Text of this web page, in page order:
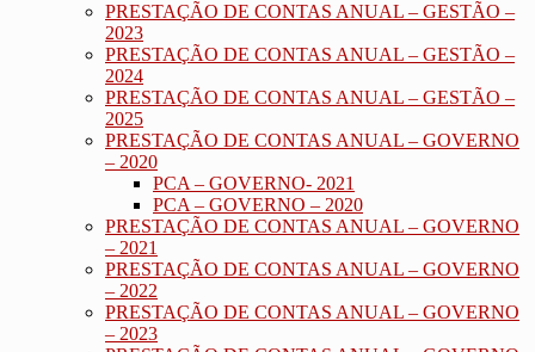
PRESTAÇÃO DE CONTAS ANUAL – GESTÃO –
2023
PRESTAÇÃO DE CONTAS ANUAL – GESTÃO –
2024
PRESTAÇÃO DE CONTAS ANUAL – GESTÃO –
2025
PRESTAÇÃO DE CONTAS ANUAL – GOVERNO
– 2020
PCA – GOVERNO- 2021
PCA – GOVERNO – 2020
PRESTAÇÃO DE CONTAS ANUAL – GOVERNO
– 2021
PRESTAÇÃO DE CONTAS ANUAL – GOVERNO
– 2022
PRESTAÇÃO DE CONTAS ANUAL – GOVERNO
– 2023